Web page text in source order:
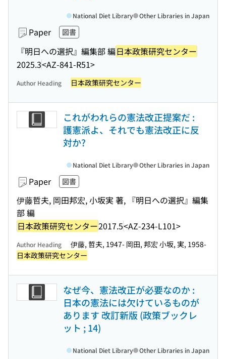
Paper 図書
『明日への選択』編集部 編日本政策研究センター
2025.3<AZ-841-R51>
National Diet Library Other Libraries in Japan
Author Heading 日本政策研究センター
これがわれらの憲法改正提案だ :
護憲派よ、それでも憲法改正に反
対か?
Paper 図書
伊藤哲夫, 岡田邦宏, 小坂実 著, 『明日への選択』編集
部 編
日本政策研究センター2017.5<AZ-234-L101>
National Diet Library Other Libraries in Japan
Author Heading
伊藤, 哲夫, 1947- 岡田, 邦宏 小坂, 実, 1958-
日本政策研究センター
なぜ今、憲法改正が必要なのか :
日本の憲法には欠けているものが
あります 改訂新版 (政策ブックレ
ット ; 14)
National Diet Library Other Libraries in Japan